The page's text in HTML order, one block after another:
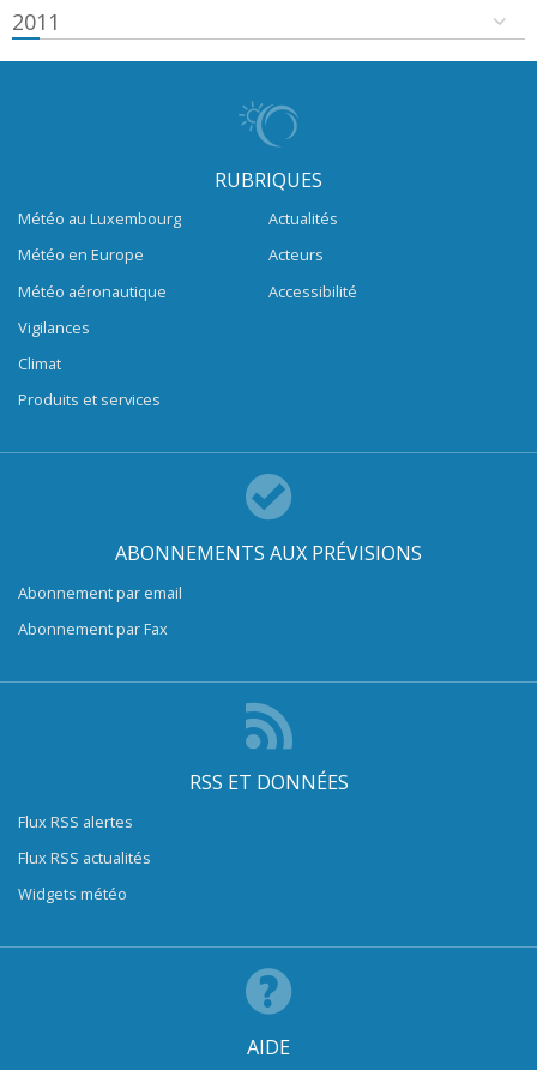
2011
RUBRIQUES
Météo au Luxembourg
Météo en Europe
Météo aéronautique
Vigilances
Climat
Produits et services
Actualités
Acteurs
Accessibilité
ABONNEMENTS AUX PRÉVISIONS
Abonnement par email
Abonnement par Fax
RSS ET DONNÉES
Flux RSS alertes
Flux RSS actualités
Widgets météo
AIDE